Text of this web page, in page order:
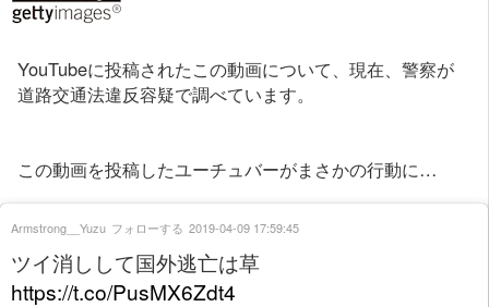
YouTubeに投稿されたこの動画について、現在、警察が
道路交通法違反容疑で調べています。
この動画を投稿したユーチュバーがまさかの行動に…
ツイ消しして国外逃亡は草
https://t.co/PusMX6Zdt4
Armstrong__Yuzu フォローする 2019-04-09 17:59:45